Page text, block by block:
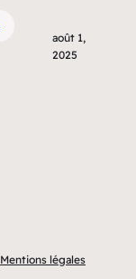
août 1,
2025
Mentions légales